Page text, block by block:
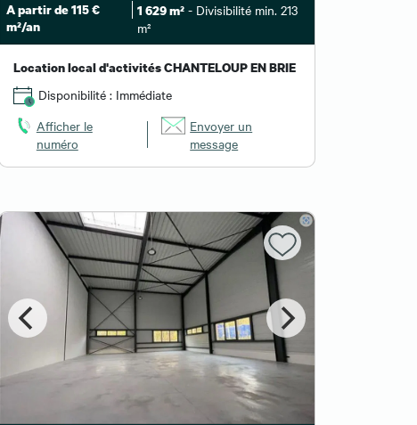
A partir de 115 €
m²/an
1 629 m²- Divisibilité min. 213
m²
Location local d'activités CHANTELOUP EN BRIE
Disponibilité : Immédiate
Afficher le
numéro
Envoyer un
message